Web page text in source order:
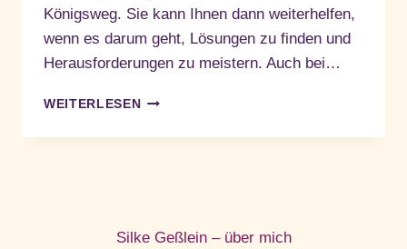
Königsweg. Sie kann Ihnen dann weiterhelfen,
wenn es darum geht, Lösungen zu finden und
Herausforderungen zu meistern. Auch bei…
WEITERLESENSYSTEMISCHE
UND
Silke Geßlein – über mich